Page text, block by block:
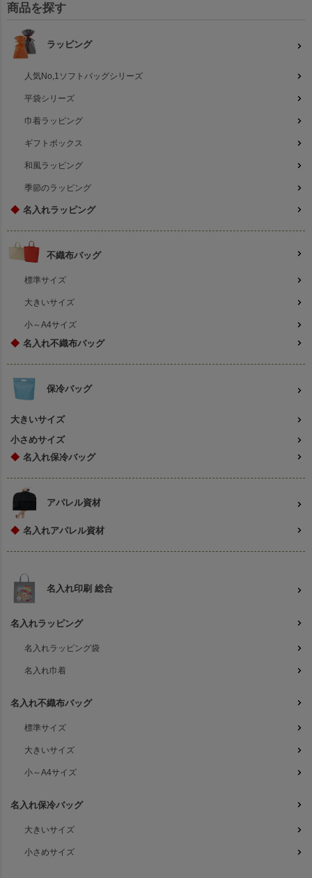
商品を探す
ラッピング
人気No,1ソフトバッグシリーズ
平袋シリーズ
巾着ラッピング
ギフトボックス
和風ラッピング
季節のラッピング
◆ 名入れラッピング
不織布バッグ
標準サイズ
大きいサイズ
小～A4サイズ
◆ 名入れ不織布バッグ
保冷バッグ
大きいサイズ
小さめサイズ
◆ 名入れ保冷バッグ
アパレル資材
◆ 名入れアパレル資材
名入れ印刷 総合
名入れラッピング
名入れラッピング袋
名入れ巾着
名入れ不織布バッグ
標準サイズ
大きいサイズ
小～A4サイズ
名入れ保冷バッグ
大きいサイズ
小さめサイズ